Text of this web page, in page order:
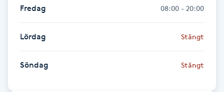
Hudföryngring
Huduppstramning
Hudvård
Fredag 08:00 - 20:00
Lördag Stängt
Söndag Stängt